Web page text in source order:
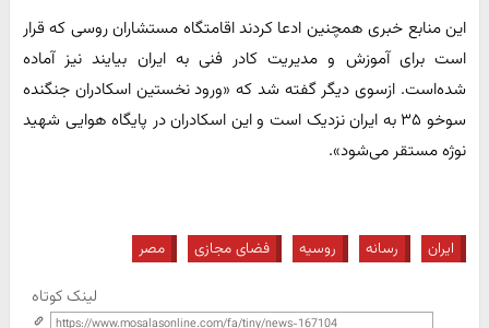
این منابع خبری همچنین ادعا کردند اقامتگاه مستشاران روسی که قرار
است برای آموزش و مدیریت کادر فنی به ایران بیایند نیز آماده
شده‌است. ازسوی دیگر گفته شد که «ورود نخستین اسکادران جنگنده
سوخو ۳۵ به ایران نزدیک است و این اسکادران در پایگاه هوایی شهید
نوژه مستقر می‌شود».
ایران رسانه روسیه فضای مجازی مصر
لینک کوتاه